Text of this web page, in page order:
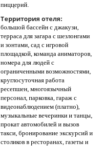
пиццерий.
Территория отеля:
большой бассейн с джакузи,
терраса для загара с шезлонгами
и зонтами, cад с игровой
площадкой, команда аниматоров,
номера для людей с
ограниченными возможностями,
круглосуточная работа
ресепшен, многоязычный
персонал, парковка, гараж с
видеонаблюдением (платно),
музыкальные вечеринки и танцы,
прокат автомобилей и вызов
такси, бронирование экскурсий и
столиков в ресторанах, газеты и